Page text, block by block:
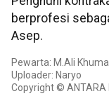
berprofesi
Asep.
Pewarta: M.Ali
Uploader: Naryo
Copyright © ANTARA